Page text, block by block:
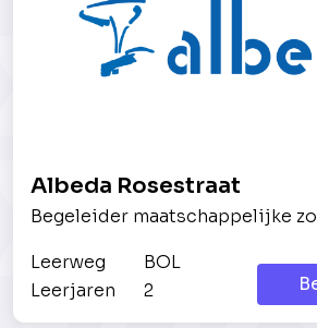
Albeda Rosestraat
Begeleider maatschappelijke
Leerweg
BOL
Leerjaren
2